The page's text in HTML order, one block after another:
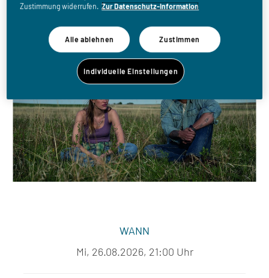
WANN
Mi, 26.08.2026, 21:00 Uhr
Zustimmung widerrufen. Zur Datenschutz-Information
Alle ablehnen Zustimmen
Individuelle Einstellungen